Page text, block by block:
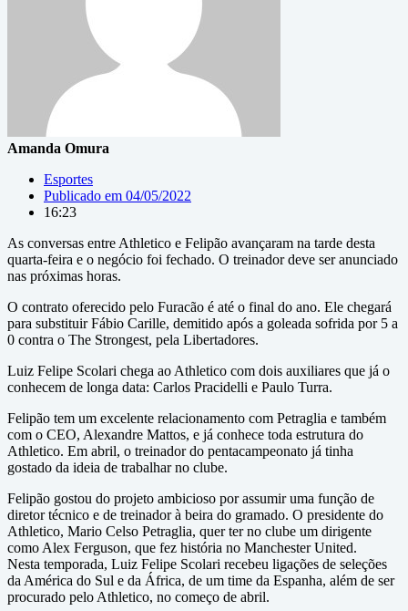
Amanda Omura
Esportes
Publicado em 04/05/2022
16:23
As conversas entre Athletico e Felipão avançaram na tarde desta
quarta-feira e o negócio foi fechado. O treinador deve ser anunciado
nas próximas horas.
O contrato oferecido pelo Furacão é até o final do ano. Ele chegará
para substituir Fábio Carille, demitido após a goleada sofrida por 5 a
0 contra o The Strongest, pela Libertadores.
Luiz Felipe Scolari chega ao Athletico com dois auxiliares que já o
conhecem de longa data: Carlos Pracidelli e Paulo Turra.
Felipão tem um excelente relacionamento com Petraglia e também
com o CEO, Alexandre Mattos, e já conhece toda estrutura do
Athletico. Em abril, o treinador do pentacampeonato já tinha
gostado da ideia de trabalhar no clube.
Felipão gostou do projeto ambicioso por assumir uma função de
diretor técnico e de treinador à beira do gramado. O presidente do
Athletico, Mario Celso Petraglia, quer ter no clube um dirigente
como Alex Ferguson, que fez história no Manchester United.
Nesta temporada, Luiz Felipe Scolari recebeu ligações de seleções
da América do Sul e da África, de um time da Espanha, além de ser
procurado pelo Athletico, no começo de abril.